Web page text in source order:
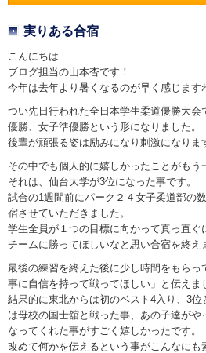
実りある合宿
こんにちは
ブログ担当の山本杏です！
今年は去年より暑くなるのが早く感じます
つい先日行われた全日本学生柔道優勝大
優勝、女子準優勝という形になりました。
後輩が頑張る姿は励みになり刺激になりま
その中でも個人的に嬉しかったことがもう
それは、仙台大学が3位になった事です。
試合の1週間前にパーク２４女子柔道部の
宿させていただきました。
学生全員が１つの目標に向かって真っ直ぐ
チームに勝ってほしいなと思い合宿を終え
最後の練習を終えた後に少し時間をもらっ
事に自信を持って戦ってほしい」と伝えま
結果的に東北からは初のベスト4入り、3
は母校の国士舘と戦った事、あの子達が
なってくれた事がすごく嬉しかったです。
改めて何かを伝えるという事がこんなにも